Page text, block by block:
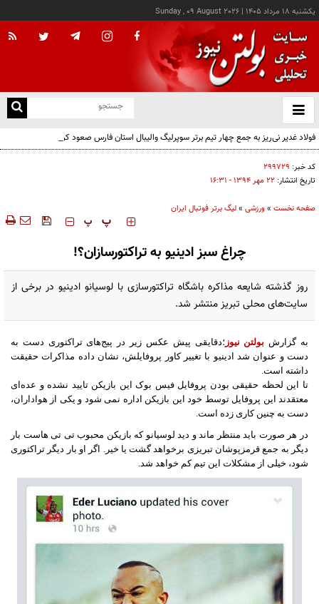
يکشنبه ۱۸ مرداد ۱۴۰۵ |
Sunday , 09 August 2026
باز
و
فولاد غدیر نی‌ریز به جمع چهار تیم برتر سوپرلیگ والیبال استان فارس صعود کرد
کد خبر: ۲۹۹۷۲۹
تاریخ انتشار: ۲۲ مهر ۱۳۹۴ - ۱۶:۳۱
صفحه نخست »ورزشی »لیگ برتر فوتبال ایران
‍‍‍ پ پ
چراغ سبز ادینیو به تراکتورسازان؟!
روز گذشته شایعه مذاکره باشگاه تراکتورسازی با لوسیانو ادینیو در برخی از
سایت‌های محلی تبریز منتشر شد.
به گزارش بولتن نیوز ؛دقایقی پیش عکس زیر در پیج‌های تراکتوری دست به
دست و عنوان شد ادینیو با تغییر کاور پروفایلش، نشان داده مذاکرات حقیقت
داشته است.
تا این لحظه حقیقی بودن پروفایل فیس بوک این بازیکن تایید نشده و عده‌ای
معتقدند این پروفایل توسط خود این بازیکن اداره نمی شود و یکی از هواداران،
دست به چنین کاری زده است.
در هر صورت باید منتظر ماند و دید لوسیانو که بازیکن محبوب تی تی هاست بار
دیگر به جمع قرمزپوشان تبریزی برخواهد گشت یا خیر. اگر او بار دیگر تراکتوری
شود، خیلی از مشکلات این تیم کم خواهد شد.